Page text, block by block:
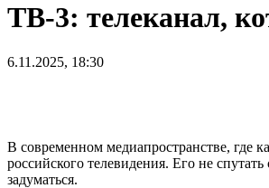
ТВ-3: телеканал,
6.11.2025, 18:30
В современном медиапространстве, где
российского телевидения. Его не
задуматься.